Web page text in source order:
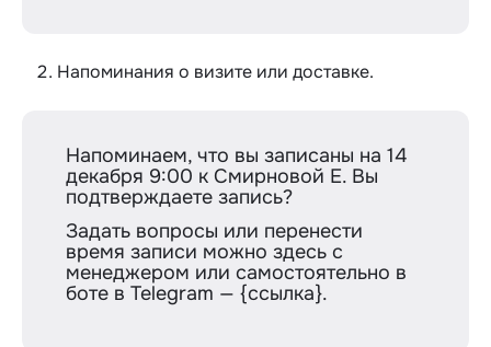
Напоминания о визите или доставке.
Напоминаем, что вы записаны на 14
декабря 9:00 к Смирновой Е. Вы
подтверждаете запись?
Задать вопросы или перенести
время записи можно здесь с
менеджером или самостоятельно в
боте в Telegram — {ссылка}.